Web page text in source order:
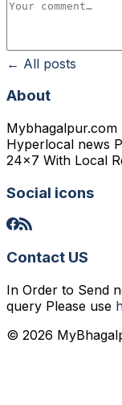
← All posts
About
Mybhagalpur.com
Hyperlocal news
24x7 With Local
Social icons
Contact US
In Order to Send
query Please use
© 2026